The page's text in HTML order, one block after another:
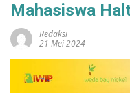
Mahasiswa
Redaksi
21 Mei 2024